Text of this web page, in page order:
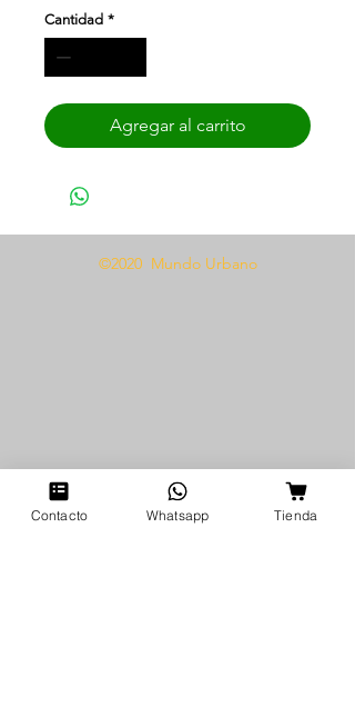
Cantidad *
Agregar al carrito
©2020 Mundo Urbano
Contacto Whatsapp Tienda